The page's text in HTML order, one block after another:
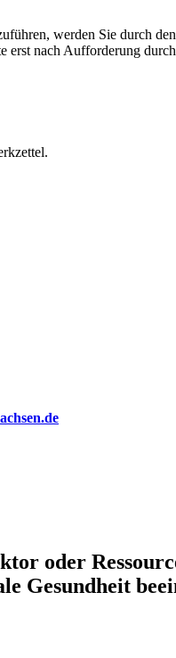
werden Sie durch
erst nach Aufforderung
oder
Gesundheit